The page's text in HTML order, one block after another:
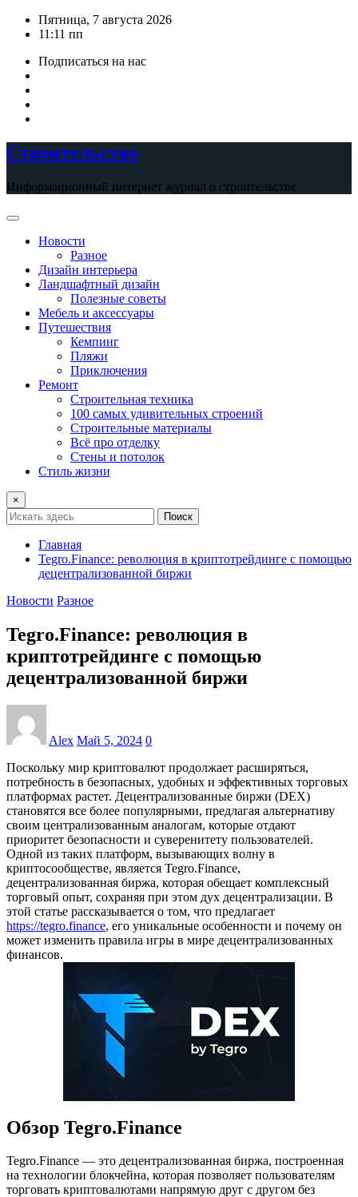
ПерейтиПятница, 7 августа 2026
11:11 пп
Подписаться на нас
Строительство
Информационный интернет журнал о строительстве
Новости
Разное
Дизайн интерьера
Ландшафтный дизайн
Полезные советы
Мебель и аксессуары
Путешествия
Кемпинг
Пляжи
Приключения
Ремонт
Строительная техника
100 самых удивительных строений
Строительные материалы
Всё про отделку
Стены и потолок
Стиль жизни
×
Поиск
Главная
Tegro.Finance: революция в криптотрейдинге с помощью
децентрализованной биржи
Новости Разное
Tegro.Finance: революция в
криптотрейдинге с помощью
децентрализованной биржи
Alex Май 5, 2024 0
Поскольку мир криптовалют продолжает расширяться,
потребность в безопасных, удобных и эффективных торговых
платформах растет. Децентрализованные биржи (DEX)
становятся все более популярными, предлагая альтернативу
своим централизованным аналогам, которые отдают
приоритет безопасности и суверенитету пользователей.
Одной из таких платформ, вызывающих волну в
криптосообществе, является Tegro.Finance,
децентрализованная биржа, которая обещает комплексный
торговый опыт, сохраняя при этом дух децентрализации. В
этой статье рассказывается о том, что предлагает
https://tegro.finance, его уникальные особенности и почему он
может изменить правила игры в мире децентрализованных
финансов.
Обзор Tegro.Finance
Tegro.Finance — это децентрализованная биржа, построенная
на технологии блокчейна, которая позволяет пользователям
торговать криптовалютами напрямую друг с другом без